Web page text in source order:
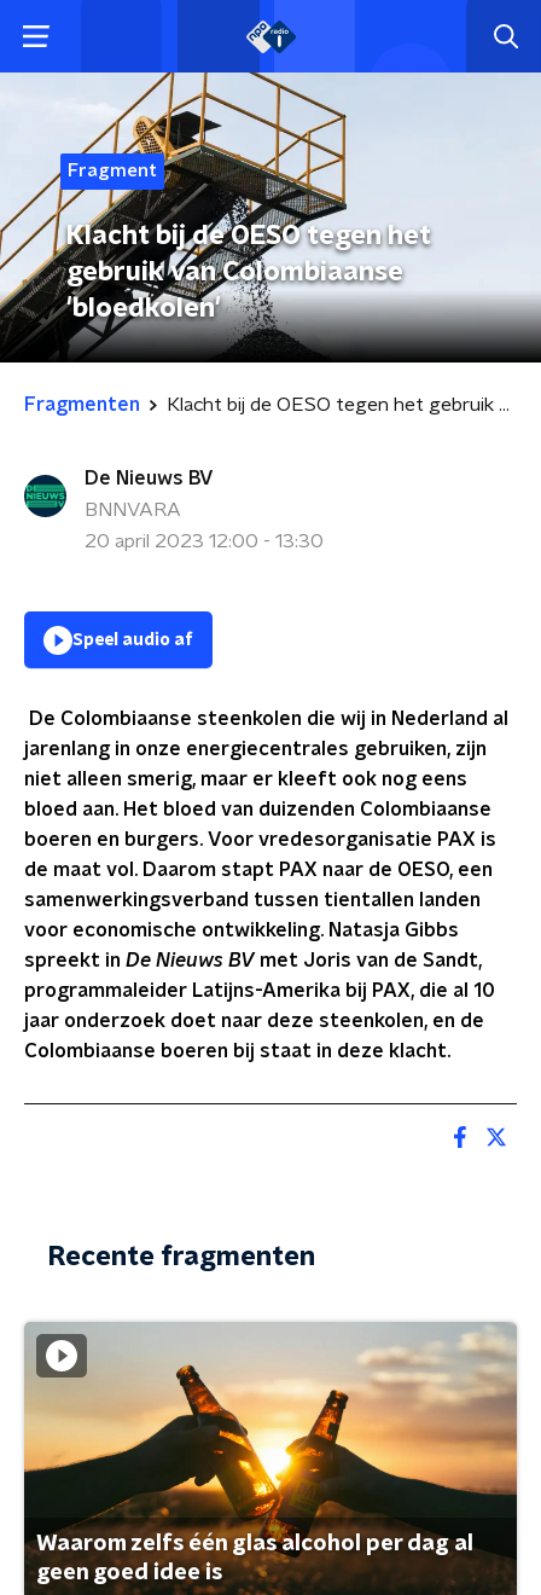
Fragment
Klacht bij de OESO tegen het
gebruik van Colombiaanse
'bloedkolen'
Fragmenten Klacht bij de OESO tegen het gebruik van Colombiaanse 'bloedkolen'
De Nieuws BV
BNNVARA
20 april 2023 12:00 - 13:30
Speel audio af
De Colombiaanse steenkolen die wij in Nederland al
jarenlang in onze energiecentrales gebruiken, zijn
niet alleen smerig, maar er kleeft ook nog eens
bloed aan. Het bloed van duizenden Colombiaanse
boeren en burgers. Voor vredesorganisatie PAX is
de maat vol. Daarom stapt PAX naar de OESO, een
samenwerkingsverband tussen tientallen landen
voor economische ontwikkeling. Natasja Gibbs
spreekt in De Nieuws BV met Joris van de Sandt,
programmaleider Latijns-Amerika bij PAX, die al 10
jaar onderzoek doet naar deze steenkolen, en de
Colombiaanse boeren bij staat in deze klacht.
Recente fragmenten
Waarom zelfs één glas alcohol per dag al
geen goed idee is